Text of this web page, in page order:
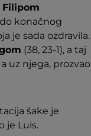
Filipom
konačnog
je sada ozdravila.
(38, 23-1), a taj
uz njega, prozvao
šake je
je Luis.